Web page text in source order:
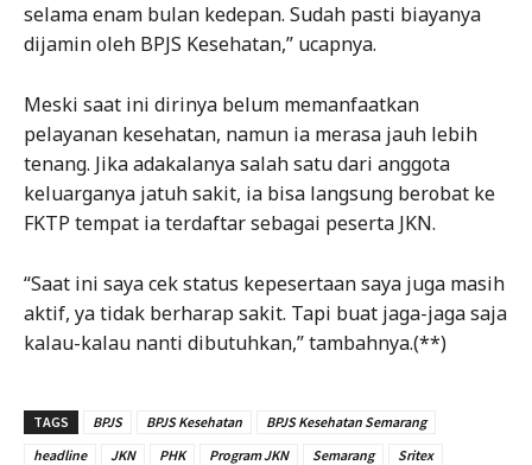
selama enam bulan kedepan. Sudah pasti biayanya
dijamin oleh BPJS Kesehatan,” ucapnya.
Meski saat ini dirinya belum memanfaatkan
pelayanan kesehatan, namun ia merasa jauh lebih
tenang. Jika adakalanya salah satu dari anggota
keluarganya jatuh sakit, ia bisa langsung berobat ke
FKTP tempat ia terdaftar sebagai peserta JKN.
“Saat ini saya cek status kepesertaan saya juga masih
aktif, ya tidak berharap sakit. Tapi buat jaga-jaga saja
kalau-kalau nanti dibutuhkan,” tambahnya.(**)
TAGS BPJS BPJS Kesehatan
BPJS Kesehatan Semarang
headline
JKN PHK Program JKN Semarang
Sritex